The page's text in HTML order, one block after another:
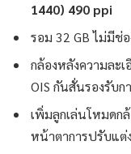
1440) 490 ppi
รอม 32 GB ไม่มีช่อ
กล้องหลังความละ
OIS กันสั่นรองรับ
เพิ่มลูกเล่นโหมดก
หน้าตาการปรับแต่